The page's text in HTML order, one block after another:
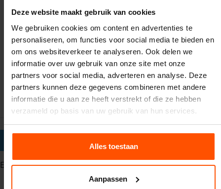
Deze website maakt gebruik van cookies
We gebruiken cookies om content en advertenties te
personaliseren, om functies voor social media te bieden en
om ons websiteverkeer te analyseren. Ook delen we
informatie over uw gebruik van onze site met onze
partners voor social media, adverteren en analyse. Deze
partners kunnen deze gegevens combineren met andere
informatie die u aan ze heeft verstrekt of die ze hebben
verzameld op basis van uw gebruik van hun services.
Alles toestaan
Aanpassen
professionele en klantvriendelijke service. Onze
producten worden regelmatig gecontroleerd en
voldoen aan alle veiligheidseisen, zodat jij zonder
zorgen kunt genieten van een geslaagd evenement.
Wie op zoek is naar een betrouwbare verhuurder met
aandacht voor detail, zit bij Vcompany helemaal goed.
Er zijn geen beoordelingen